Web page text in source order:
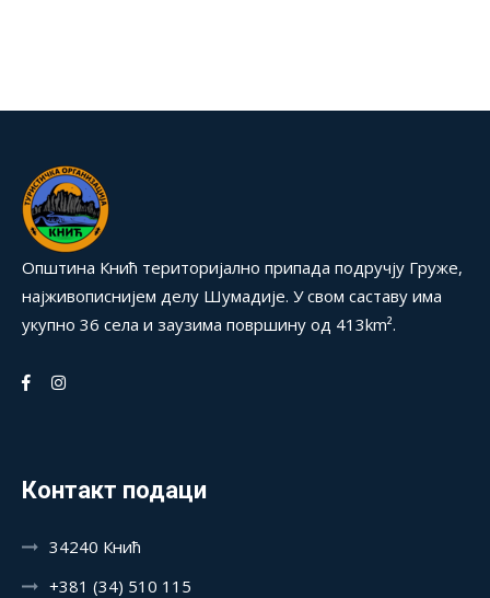
Општина Кнић територијално припада подручју Груже,
најживописнијем делу Шумадије. У свом саставу има
укупно 36 села и заузима површину од 413km².
Контакт подаци
34240 Кнић
+381 (34) 510 115